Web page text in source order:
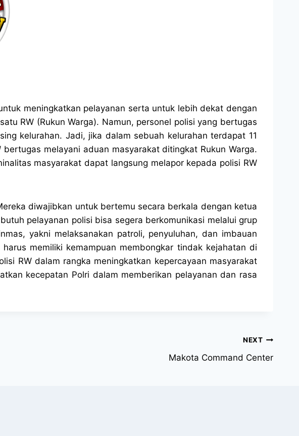
meningkatkan pelayanan serta untuk lebih dekat dengan
RW (Rukun Warga). Namun, personel polisi yang bertugas
kelurahan. Jadi, jika dalam sebuah kelurahan terdapat 11
melayani aduan masyarakat ditingkat Rukun Warga.
masyarakat dapat langsung melapor kepada polisi RW
diwajibkan untuk bertemu secara berkala dengan ketua
pelayanan polisi bisa segera berkomunikasi melalui grup
yakni melaksanakan patroli, penyuluhan, dan imbauan
memiliki kemampuan membongkar tindak kejahatan di
RW dalam rangka meningkatkan kepercayaan masyarakat
kecepatan Polri dalam memberikan pelayanan dan rasa
NEXT
Makota Command Center